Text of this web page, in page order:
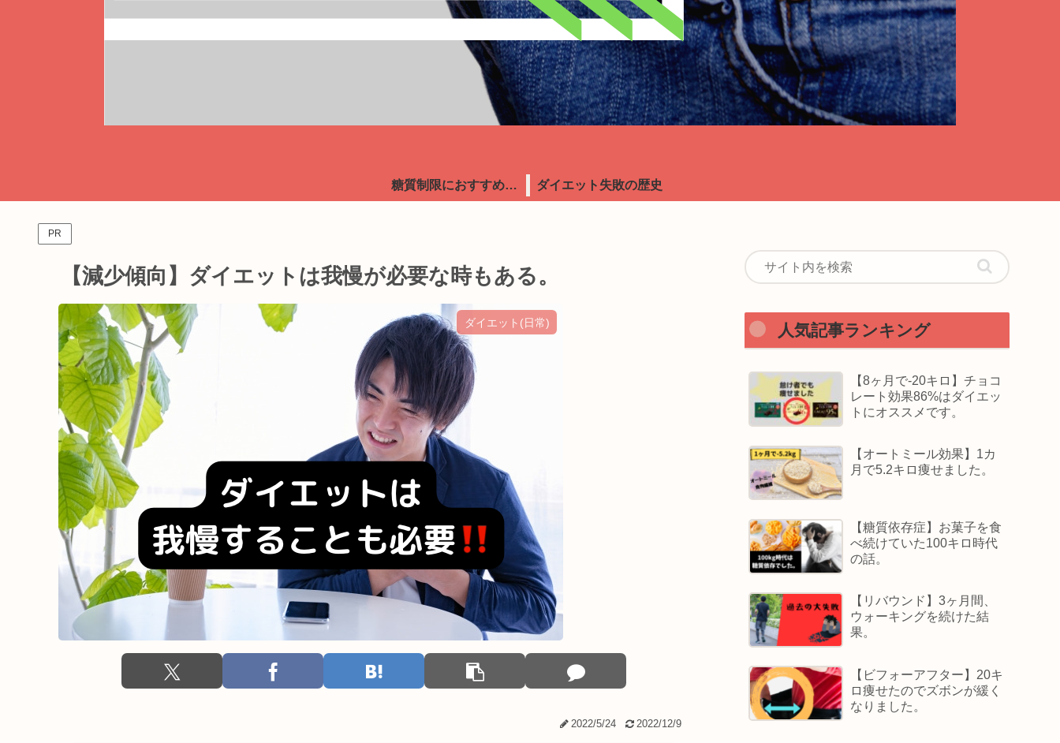
糖質制限におすすめ食品 ダイエット失敗の歴史
PR
【減少傾向】ダイエットは我慢が必要な時もある。
ダイエット(日常)
2022/5/24 2022/12/9
人気記事ランキング
【8ヶ月で-20キロ】チョコ
レート効果86%はダイエッ
トにオススメです。
【オートミール効果】1カ
月で5.2キロ痩せました。
【糖質依存症】お菓子を食
べ続けていた100キロ時代
の話。
【リバウンド】3ヶ月間、
ウォーキングを続けた結
果。
【ビフォーアフター】20キ
ロ痩せたのでズボンが緩く
なりました。